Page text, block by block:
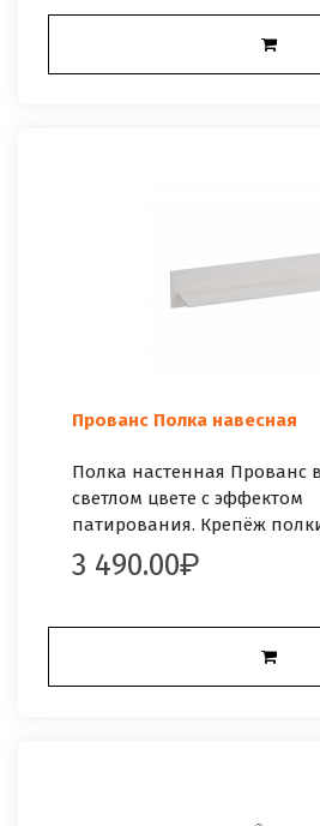
Прованс Полка навесная
Полка настенная Прованс
светлом цвете с эффектом
патирования. Крепёж
3 490.00